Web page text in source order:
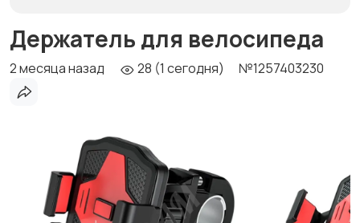
Держатель для велосипеда
2 месяца назад 28 (1 сегодня) №1257403230